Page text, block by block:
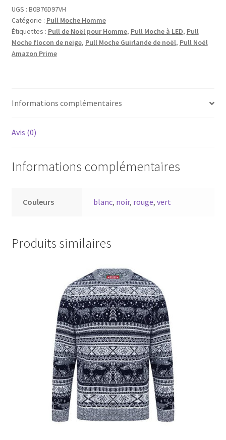
UGS : B0B76D97VH
Catégorie : Pull Moche Homme
Étiquettes : Pull de Noël pour Homme, Pull Moche à LED, Pull
Moche flocon de neige, Pull Moche Guirlande de noël, Pull Noël
Amazon Prime
Informations complémentaires
Avis (0)
Informations complémentaires
Couleurs blanc, noir, rouge,vert
Produits similaires